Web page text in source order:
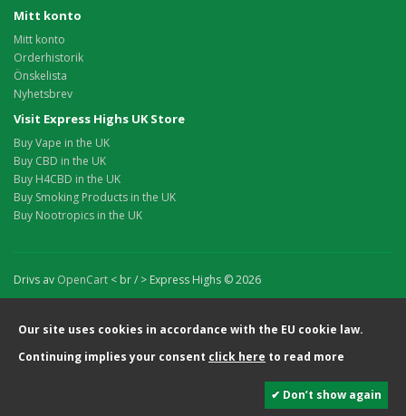
Mitt konto
Mitt konto
Orderhistorik
Önskelista
Nyhetsbrev
Visit Express Highs UK Store
Buy Vape in the UK
Buy CBD in the UK
Buy H4CBD in the UK
Buy Smoking Products in the UK
Buy Nootropics in the UK
Drivs av OpenCart < br / > Express Highs © 2026
Our site uses cookies in accordance with the EU cookie law.
Continuing implies your consent click here to read more
✔ Don’t show again